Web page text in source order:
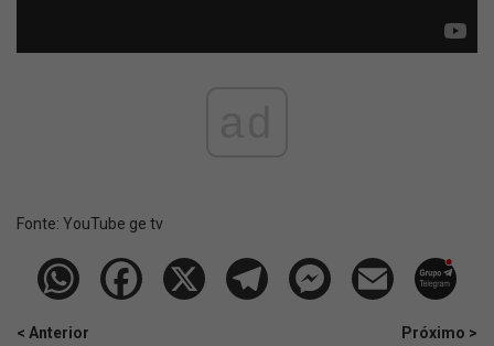
Fonte: YouTube ge tv
< Anterior
Próximo >